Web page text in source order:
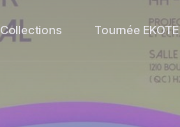
Collections Tournée EKOTE